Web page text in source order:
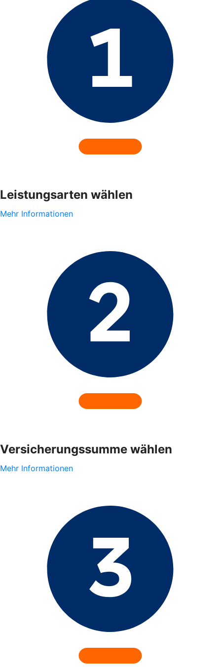
Leistungsarten wählen
Mehr Informationen
Versicherungssumme wählen
Mehr Informationen